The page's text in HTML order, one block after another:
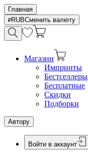
Главная
RUBСменить валюту
Магазин
Импринты
Бестселлеры
Бесплатные
Скидки
Подборки
Автору
Войти в аккаунт